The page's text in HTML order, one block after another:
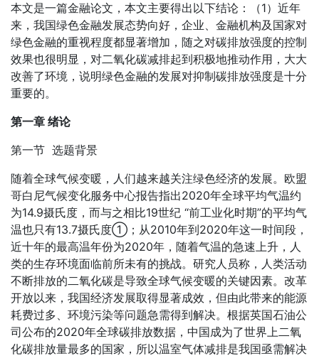
本文是一篇金融论文，本文主要得出以下结论：（1）近年
来，我国绿色金融发展态势向好，企业、金融机构及国家对
绿色金融的重视程度都显著增加，随之对碳排放强度的控制
效果也很明显，对二氧化碳减排起到积极地推动作用，大大
改善了环境，说明绿色金融的发展对抑制碳排放强度是十分
重要的。
第一章 绪论
第一节 选题背景
随着全球气候变暖，人们越来越关注绿色经济的发展。欧盟
哥白尼气候变化服务中心报告指出2020年全球平均气温约
为14.9摄氏度，而与之相比19世纪 “前工业化时期”的平均气
温也只有13.7摄氏度①；从2010年到2020年这一时间段，
近十年的最高温年份为2020年，随着气温的急速上升，人
类的生存环境面临前所未有的挑战。研究人员称，人类活动
不断排放的二氧化碳是导致全球气候变暖的关键因素。改革
开放以来，我国经济发展取得显著成效，但由此带来的能源
耗费过多、环境污染等问题急需得到解决。根据英国石油公
司公布的2020年全球碳排放数据，中国成为了世界上二氧
化碳排放量最多的国家，所以温室气体减排是我国亟需解决